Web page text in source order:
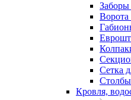
Заборы
Ворота
Сетка
Кровля,